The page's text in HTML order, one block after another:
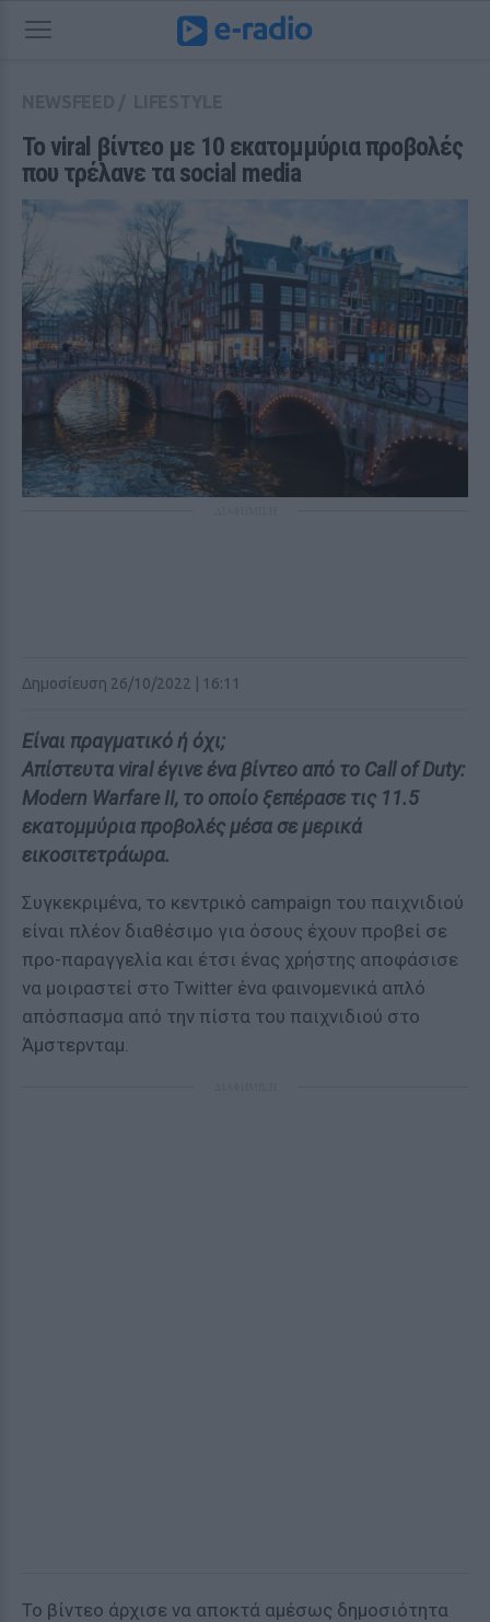
Το viral βίντεο με 10 εκατομμύρια προβολές
που τρέλανε τα social media
Δημοσίευση 26/10/2022 | 16:11
Είναι πραγματικό ή όχι;
Απίστευτα viral έγινε ένα βίντεο από το Call of Duty:
Modern Warfare II, το οποίο ξεπέρασε τις 11.5
εκατομμύρια προβολές μέσα σε μερικά
εικοσιτετράωρα.
Συγκεκριμένα, το κεντρικό campaign του παιχνιδιού
είναι πλέον διαθέσιμο για όσους έχουν προβεί σε
προ-παραγγελία και έτσι ένας χρήστης αποφάσισε
να μοιραστεί στο Twitter ένα φαινομενικά απλό
απόσπασμα από την πίστα του παιχνιδιού στο
Άμστερνταμ.
Το βίντεο άρχισε να αποκτά αμέσως δημοσιότητα